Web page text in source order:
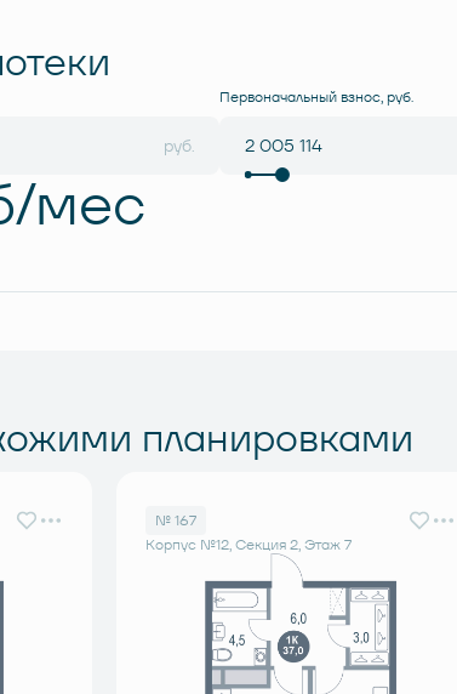
руб.
Первоначальный взнос, руб.
мес
планировками
№ 167
Корпус №12, Секция 2, Этаж 7